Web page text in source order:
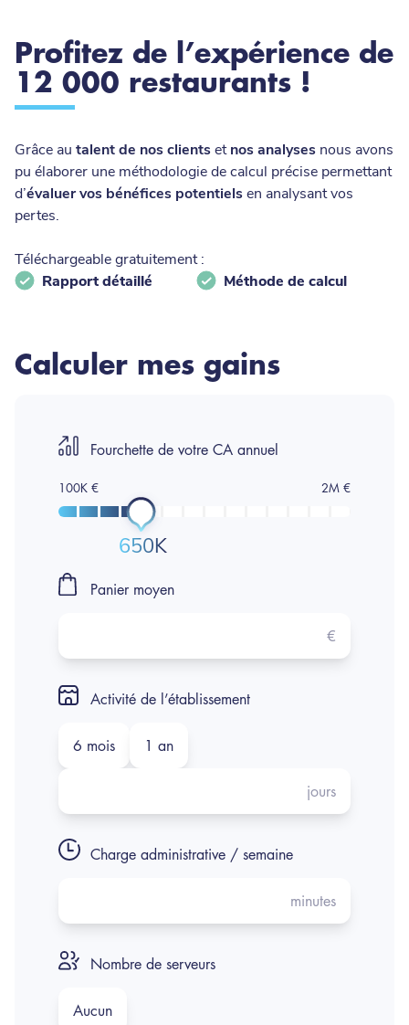
Introduction
Profitez de l’expérience de
12 000 restaurants !
Grâce au talent de nos clientsetnos analyses nous avons
pu élaborer une méthodologie de calcul précise permettant
d’évaluer vos bénéfices potentielsen analysant vos
pertes.
Téléchargeable gratuitement :
Rapport détaillé
Méthode de calcul
Formulaire
Calculer mes gains
Fourchette de votre CA annuel
650K
Panier moyen
€
Activité de l’établissement
6 mois 1 an
jours
Charge administrative / semaine
minutes
Nombre de serveurs
Aucun